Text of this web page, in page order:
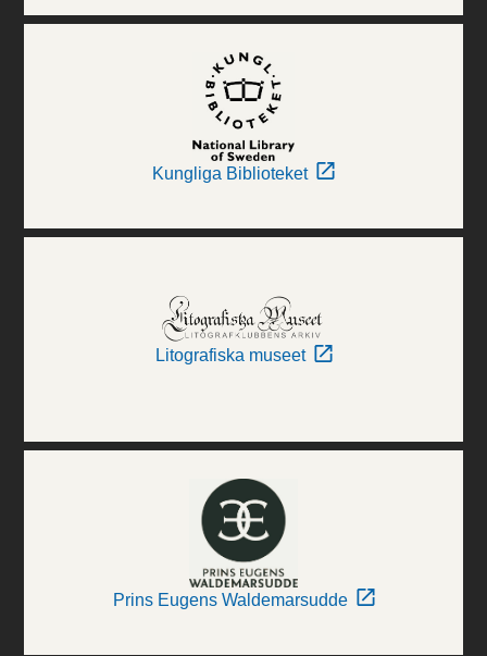
Kungliga Biblioteket
Litografiska museet
Prins Eugens Waldemarsudde